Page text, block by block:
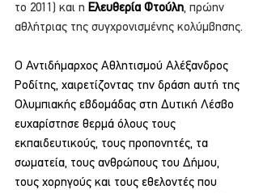
το 2011) και η Ελευθερία Φτούλη, πρώην
αθλήτριας της συγχρονισμένης κολύμβησης.
Ο Αντιδήμαρχος Αθλητισμού Αλέξανδρος
Ροδίτης, χαιρετίζοντας την δράση αυτή της
Ολυμπιακής εβδομάδας στη Δυτική Λέσβο
ευχαρίστησε θερμά όλους τους
εκπαιδευτικούς, τους προπονητές, τα
σωματεία, τους ανθρώπους του Δήμου,
τους χορηγούς και τους εθελοντές που